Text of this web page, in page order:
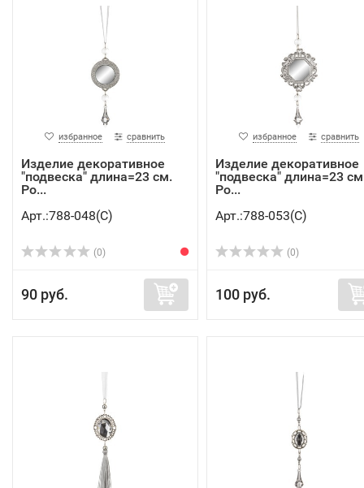
избранное сравнить
Изделие декоративное
"подвеска" длина=23 см.
Po...
Арт.:788-048(C)
(0)
90 руб.
избранное сравнить
Изделие декоративное
"подвеска" длина=23
Po...
Арт.:788-053(C)
(0)
100 руб.